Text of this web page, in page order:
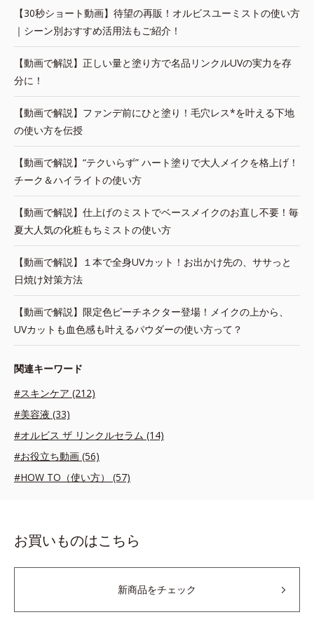
【30秒ショート動画】待望の再販！オルビスユーミストの使い方
｜シーン別おすすめ活用法もご紹介！
【動画で解説】正しい量と塗り方で名品リンクルUVの実力を存
分に！
【動画で解説】ファンデ前にひと塗り！毛穴レス*を叶える下地
の使い方を伝授
【動画で解説】“テクいらず” ハート塗りで大人メイクを格上げ！
チーク＆ハイライトの使い方
【動画で解説】仕上げのミストでベースメイクのお直し不要！毎
夏大人気の化粧もちミストの使い方
【動画で解説】１本で全身UVカット！お出かけ先の、ササっと
日焼け対策方法
【動画で解説】限定色ピーチネクター登場！メイクの上から、
UVカットも血色感も叶えるパウダーの使い方って？
関連キーワード
#スキンケア (212)
#美容液 (33)
#オルビス ザ リンクルセラム (14)
#お役立ち動画 (56)
#HOW TO（使い方） (57)
お買いものはこちら
新商品をチェック